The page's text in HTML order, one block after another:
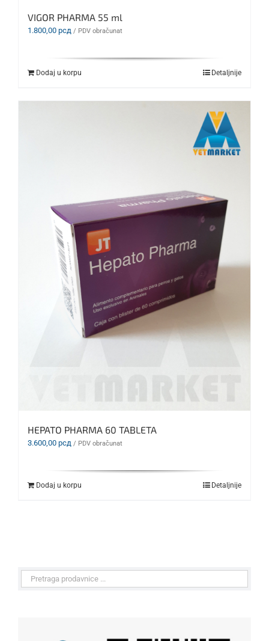
VIGOR PHARMA 55 ml
1.800,00 рсд / PDV obračunat
Dodaj u korpu Detaljnije
HEPATO PHARMA 60 TABLETA
3.600,00 рсд / PDV obračunat
Dodaj u korpu Detaljnije